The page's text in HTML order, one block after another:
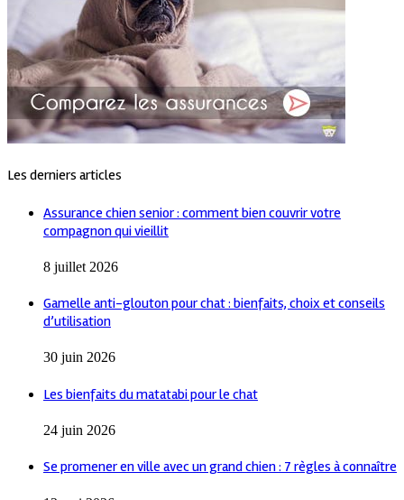
Les derniers articles
Assurance chien senior : comment bien couvrir votre
compagnon qui vieillit
8 juillet 2026
Gamelle anti-glouton pour chat : bienfaits, choix et conseils
d’utilisation
30 juin 2026
Les bienfaits du matatabi pour le chat
24 juin 2026
Se promener en ville avec un grand chien : 7 règles à connaître